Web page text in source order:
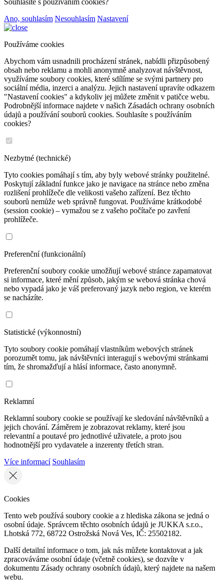
Ano, souhlasím Nesouhlasím Nastavení
Používáme cookies
Abychom vám usnadnili procházení stránek, nabídli přizpůsobený
obsah nebo reklamu a mohli anonymně analyzovat návštěvnost,
využíváme soubory cookies, které sdílíme se svými partnery pro
sociální média, inzerci a analýzu. Jejich nastavení upravíte odkazem
"Nastavení cookies" a kdykoliv jej můžete změnit v patičce webu.
Podrobnější informace najdete v našich Zásadách ochrany osobních
údajů a používání souborů cookies. Souhlasíte s používáním
cookies?
Nezbytné (technické)
Tyto cookies pomáhají s tím, aby byly webové stránky použitelné.
Poskytují základní funkce jako je navigace na stránce nebo změna
rozlišení prohlížeče dle velikosti vašeho zařízení. Bez těchto
souborů nemůže web správně fungovat. Používáme krátkodobé
(session cookie) – vymažou se z vašeho počítače po zavření
prohlížeče.
Preferenční (funkcionální)
Preferenční soubory cookie umožňují webové stránce zapamatovat
si informace, které mění způsob, jakým se webová stránka chová
nebo vypadá jako je váš preferovaný jazyk nebo region, ve kterém
se nacházíte.
Statistické (výkonnostní)
Tyto soubory cookie pomáhají vlastníkům webových stránek
porozumět tomu, jak návštěvníci interagují s webovými stránkami
tím, že shromažďují a hlásí informace, často anonymně.
Reklamní
Reklamní soubory cookie se používají ke sledování návštěvníků a
jejich chování. Záměrem je zobrazovat reklamy, které jsou
relevantní a poutavé pro jednotlivé uživatele, a proto jsou
hodnotnější pro vydavatele a inzerenty třetích stran.
Více informací Souhlasím
Cookies
Tento web používá soubory cookie a z hlediska zákona se jedná o
osobní údaje. Správcem těchto osobních údajů je JUKKA s.r.o.,
Lhotská 772, 68722 Ostrožská Nová Ves, IČ: 25502182.
Další detailní informace o tom, jak nás můžete kontaktovat a jak
zpracováváme osobní údaje (včetně cookies), se dozvíte v
dokumentu Zásady ochrany osobních údajů, který najdete na našem
webu.